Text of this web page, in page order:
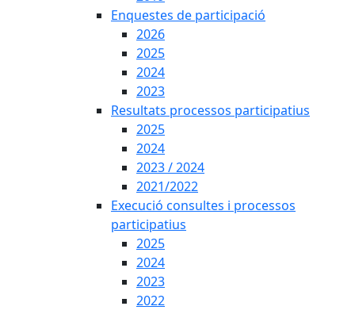
Enquestes de participació
2026
2025
2024
2023
Resultats processos participatius
2025
2024
2023 / 2024
2021/2022
Execució consultes i processos
participatius
2025
2024
2023
2022